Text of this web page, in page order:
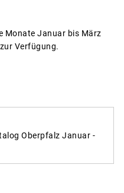
Monate Januar bis März
Verfügung.
Oberpfalz Januar -